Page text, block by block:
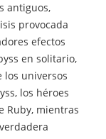
antiguos,
provocada
efectos
en solitario,
los universos
los héroes
Ruby, mientras